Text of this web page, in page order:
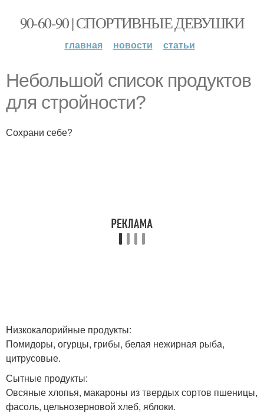
90-60-90 | СПОРТИВНЫЕ ДЕВУШКИ
главная новости статьи
Небольшой список продуктов
для стройности?
Сохрани себе?
Низкокалорийные продукты:
Помидоры, огурцы, грибы, белая нежирная рыба,
цитрусовые.
Сытные продукты:
Овсяные хлопья, макароны из твердых сортов пшеницы,
фасоль, цельнозерновой хлеб, яблоки.